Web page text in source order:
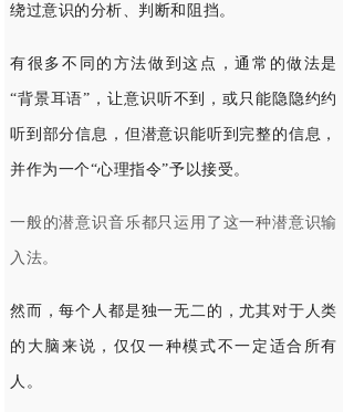
绕过意识的分析、判断和阻挡。
有很多不同的方法做到这点，通常的做法是
“背景耳语”，让意识听不到，或只能隐隐约约
听到部分信息，但潜意识能听到完整的信息，
并作为一个“心理指令”予以接受。
一般的潜意识音乐都只运用了这一种潜意识输
入法。
然而，每个人都是独一无二的，尤其对于人类
的大脑来说，仅仅一种模式不一定适合所有
人。